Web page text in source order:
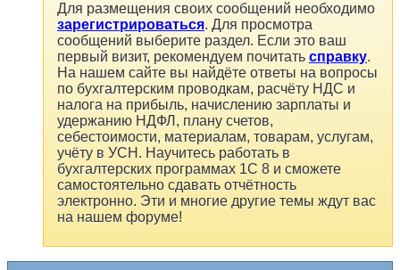
Для размещения своих сообщений необходимо
зарегистрироваться. Для просмотра
сообщений выберите раздел. Если это ваш
первый визит, рекомендуем почитать справку.
На нашем сайте вы найдёте ответы на вопросы
по бухгалтерским проводкам, расчёту НДС и
налога на прибыль, начислению зарплаты и
удержанию НДФЛ, плану счетов,
себестоимости, материалам, товарам, услугам,
учёту в УСН. Научитесь работать в
бухгалтерских программах 1С 8 и сможете
самостоятельно сдавать отчётность
электронно. Эти и многие другие темы ждут вас
на нашем форуме!